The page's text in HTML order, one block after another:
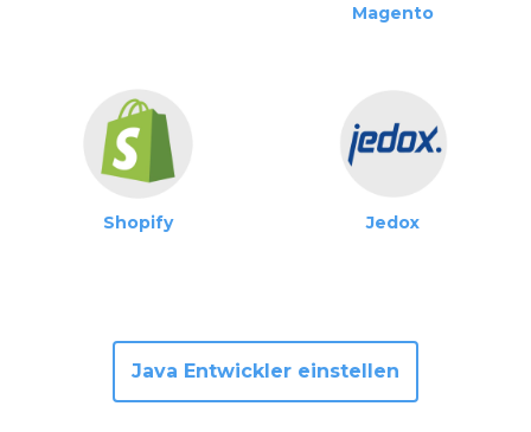
Magento
Shopify Jedox
Java Entwickler einstellen